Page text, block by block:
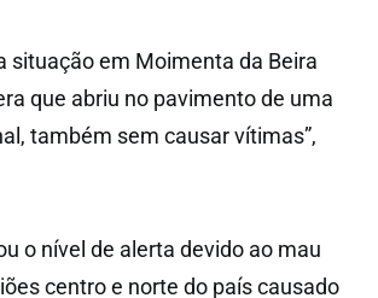
situação em Moimenta da Beira
que abriu no pavimento de uma
também sem causar vítimas”,
o nível de alerta devido ao mau
centro e norte do país causado